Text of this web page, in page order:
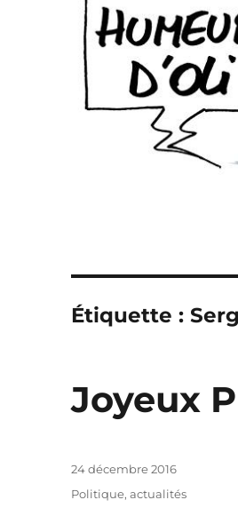
Étiquette :
Joyeux
Publié
24 décembre 2016
Catégories
Politique, actualités